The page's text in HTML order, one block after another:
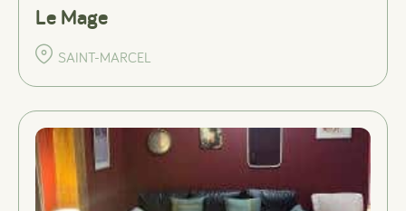
Le Mage
SAINT-MARCEL